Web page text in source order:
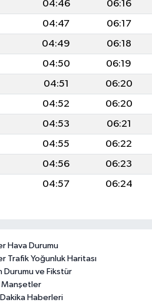
04:46 06:16
04:47 06:17
04:49 06:18
04:50 06:19
04:51 06:20
04:52 06:20
04:53 06:21
04:55 06:22
04:56 06:23
04:57 06:24
Hava Durumu
Trafik Yoğunluk Haritası
Durumu ve Fikstür
Manşetler
Haberleri